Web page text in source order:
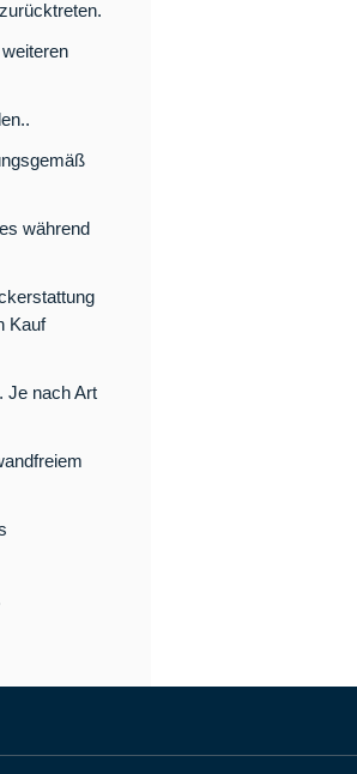
während
Kauf
Je nach Art